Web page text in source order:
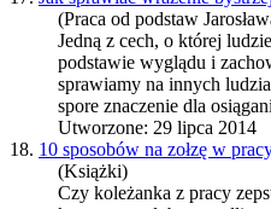
(Praca od podstaw
Jedną z cech, o której
podstawie wyglądu i
sprawiamy na innych
spore znaczenie dla
Utworzone: 29 lipca 2014
18. 10 sposobów na zołzę w
(Książki)
Czy koleżanka z pracy